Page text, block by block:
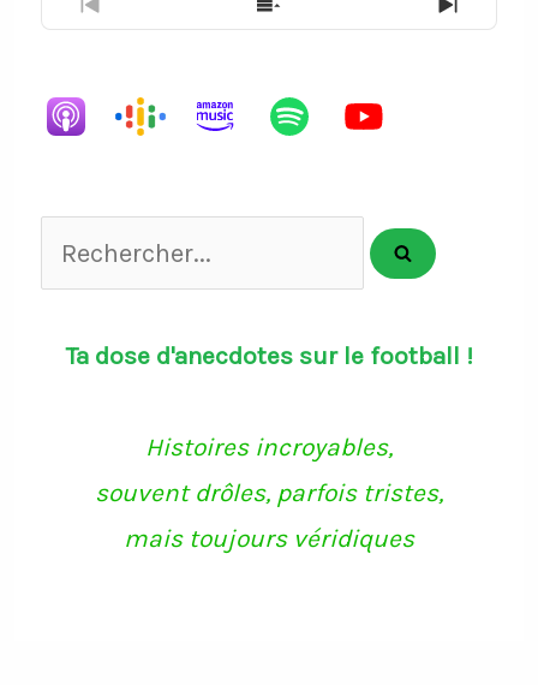
Previous
Episode
Show
Episodes
Next
Episode
Rechercher...
Ta dose d'anecdotes sur le football !
Histoires incroyables,
souvent drôles, parfois tristes,
mais toujours véridiques